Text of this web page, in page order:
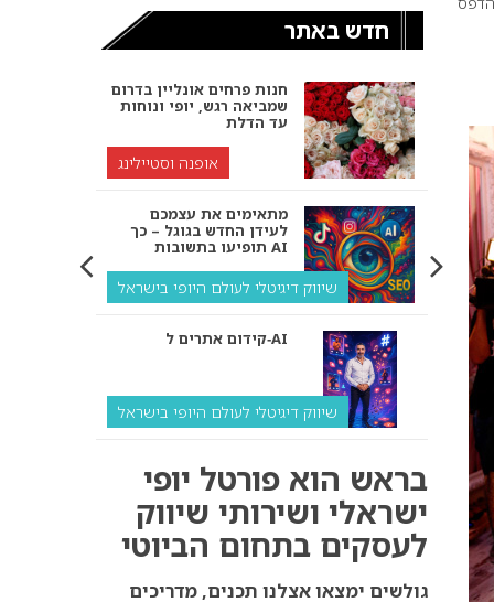
חדש באתר
חנות פרחים אונליין בדרום
שמביאה רגש, יופי ונוחות
עד הדלת
אופנה וסטיילינג
מתאימים את עצמכם
לעידן החדש בגוגל – כך
תופיעו בתשובות AI
שיווק דיגיטלי לעולם היופי בישראל
קידום אתרים ל‑AI
שיווק דיגיטלי לעולם היופי בישראל
ולמה העסק שלך צריך
שיווק דיגיטלי לעסקים
קידום ל‑AI לעומת קידום
בראש הוא פורטל יופי
ישראלי ושירותי שיווק
לעסקים בתחום הביוטי
גולשים ימצאו אצלנו תכנים, מדריכים